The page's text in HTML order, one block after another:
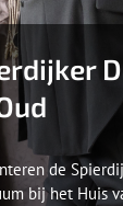
de
bij het Huis